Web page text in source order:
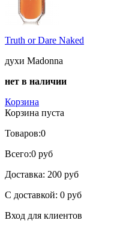
Truth or Dare Naked
духи Madonna
нет в наличии
Корзина
Корзина пуста
Товаров:0
Всего:0 руб
Доставка: 200 руб
С доставкой: 0 руб
Вход для клиентов